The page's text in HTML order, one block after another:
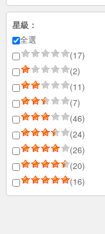
星級：
全選
(17)
(2)
(11)
(7)
(46)
(24)
(26)
(20)
(16)